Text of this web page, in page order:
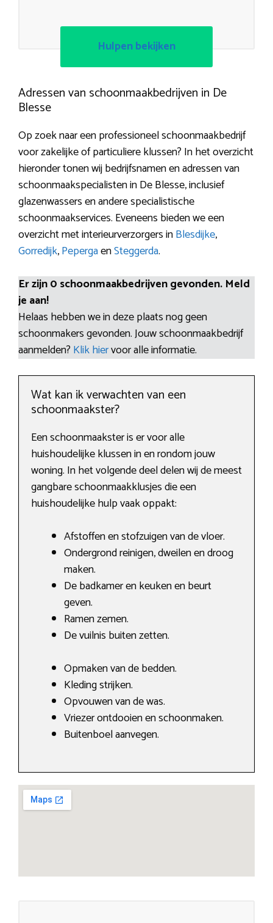
Hulpen bekijken
Adressen van schoonmaakbedrijven in De
Blesse
Op zoek naar een professioneel schoonmaakbedrijf
voor zakelijke of particuliere klussen? In het overzicht
hieronder tonen wij bedrijfsnamen en adressen van
schoonmaakspecialisten in De Blesse, inclusief
glazenwassers en andere specialistische
schoonmaakservices. Eveneens bieden we een
overzicht met interieurverzorgers inBlesdijke,
Gorredijk,PepergaenSteggerda.
Er zijn 0 schoonmaakbedrijven gevonden. Meld
je aan!
Helaas hebben we in deze plaats nog geen
schoonmakers gevonden. Jouw schoonmaakbedrijf
aanmelden? Klik hiervoor alle informatie.
Wat kan ik verwachten van een
schoonmaakster?
Een schoonmaakster is er voor alle
huishoudelijke klussen in en rondom jouw
woning. In het volgende deel delen wij de meest
gangbare schoonmaakklusjes die een
huishoudelijke hulp vaak oppakt:
Afstoffen en stofzuigen van de vloer.
Ondergrond reinigen, dweilen en droog
maken.
De badkamer en keuken en beurt
geven.
Ramen zemen.
De vuilnis buiten zetten.
Opmaken van de bedden.
Kleding strijken.
Opvouwen van de was.
Vriezer ontdooien en schoonmaken.
Buitenboel aanvegen.